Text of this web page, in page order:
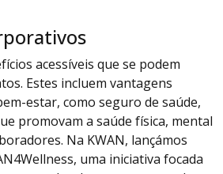
acessíveis que se podem
Estes incluem vantagens
estar, como seguro de saúde,
promovam a saúde física, mental
Na KWAN, lançámos
uma iniciativa focada